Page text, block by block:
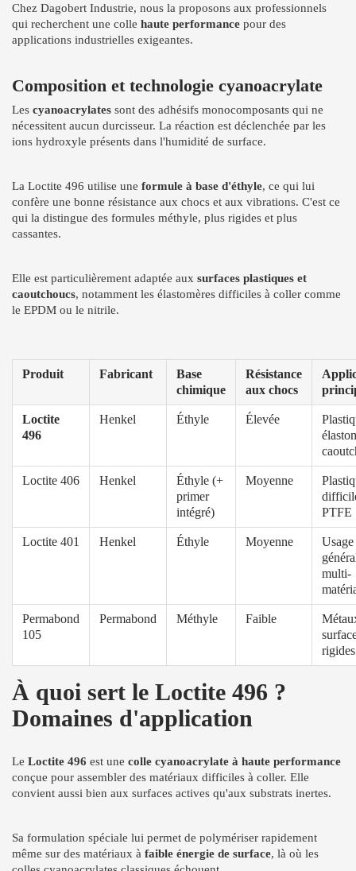
Chez Dagobert Industrie, nous la proposons aux professionnels
qui recherchent une colle haute performance pour des
applications industrielles exigeantes.
Composition et technologie cyanoacrylate
Les cyanoacrylates sont des adhésifs monocomposants qui ne
nécessitent aucun durcisseur. La réaction est déclenchée par les
ions hydroxyle présents dans l'humidité de surface.
La Loctite 496 utilise une formule à base d'éthyle, ce qui lui
confère une bonne résistance aux chocs et aux vibrations. C'est ce
qui la distingue des formules méthyle, plus rigides et plus
cassantes.
Elle est particulièrement adaptée aux surfaces plastiques et
caoutchoucs, notamment les élastomères difficiles à coller comme
le EPDM ou le nitrile.
Produit Fabricant
Base
chimique
Résistance
aux chocs
Loctite
496
Henkel Éthyle Élevée
Loctite 406 Henkel
Éthyle (+
primer
intégré)
Moyenne
PTFE
Loctite 401 Henkel Éthyle Moyenne
Usage
multi-
Permabond
105
Permabond Méthyle Faible
rigides
À quoi sert le Loctite 496 ?
Domaines d'application
Le Loctite 496 est une colle cyanoacrylate à haute performance
conçue pour assembler des matériaux difficiles à coller. Elle
convient aussi bien aux surfaces actives qu'aux substrats inertes.
Sa formulation spéciale lui permet de polymériser rapidement
même sur des matériaux à faible énergie de surface, là où les